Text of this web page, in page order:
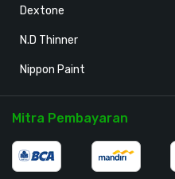
Dextone
N.D Thinner
Nippon Paint
Mitra Pembayaran